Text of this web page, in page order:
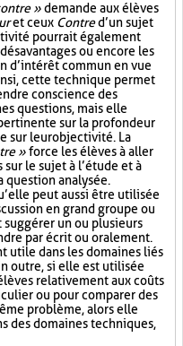
»demande aux élèves
et ceux Contred’un sujet
pourrait également
ou encore les
d’intérêt commun en vue
cette technique permet
conscience des
questions, mais elle
sur la profondeur
sur leur objectivité. La
»force les élèves à aller
le sujet à l’étude et à
question analysée.
peut aussi être utilisée
en grand groupe ou
suggérer un ou plusieurs
par écrit ou oralement.
utile dans les domaines liés
outre, si elle est utilisée
relativement aux coûts
ou pour comparer des
problème, alors elle
des domaines techniques,